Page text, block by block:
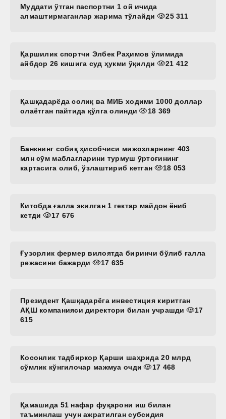
Муддати ўтган паспортни 1 ой ичида
алмаштирмаганлар жарима тўлайди
25 311
Қаршилик спортчи Элбек Раҳимов ўлимида
айбдор 26 кишига суд ҳукми ўқилди
21 412
Қашқадарёда солиқ ва МИБ ходими 1000 доллар
олаётган пайтида қўлга олинди
18 369
Банкнинг собиқ ҳисобчиси мижозларнинг 403
млн сўм маблағларини турмуш ўртоғининг
картасига олиб, ўзлаштириб кетган
18 053
Китобда ғалла экилган 1 гектар майдон ёниб
кетди
17 676
Ғузорлик фермер вилоятда биринчи бўлиб ғалла
режасини бажарди
17 635
Президент Қашқадарёга инвестиция киритган
АҚШ компанияси директори билан учрашди
17
615
Косонлик тадбиркор Қарши шаҳрида 20 млрд
сўмлик кўнгилочар мажмуа очди
17 468
Қамашида 51 нафар фуқарони иш билан
таъминлаш учун ажратилган субсидия